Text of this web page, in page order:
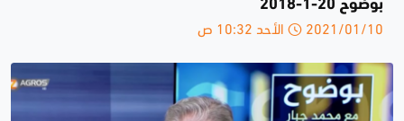
بوضوح 20-1-2018
2021/01/10 الأحد 10:32 ص